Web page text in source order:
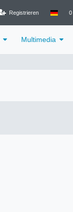
Registrieren 0
Multimedia